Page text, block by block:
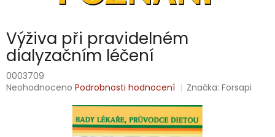
Výživa při pravidelném
dialyzačním léčení
0003709
Průměrné
Neohodnoceno Podrobnosti hodnocení Značka:Forsapi